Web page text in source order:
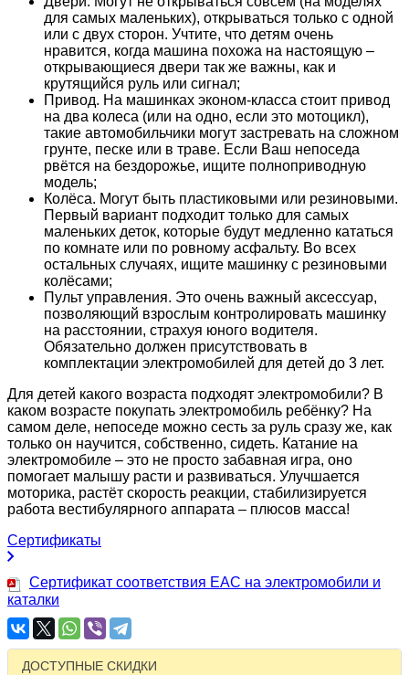
для самых маленьких), открываться только с одной
или с двух сторон. Учтите, что детям очень
нравится, когда машина похожа на настоящую –
открывающиеся двери так же важны, как и
крутящийся руль или сигнал;
Привод. На машинках эконом-класса стоит привод
на два колеса (или на одно, если это мотоцикл),
такие автомобильчики могут застревать на сложном
грунте, песке или в траве. Если Ваш непоседа
рвётся на бездорожье, ищите полноприводную
модель;
Колёса. Могут быть пластиковыми или резиновыми.
Первый вариант подходит только для самых
маленьких деток, которые будут медленно кататься
по комнате или по ровному асфальту. Во всех
остальных случаях, ищите машинку с резиновыми
колёсами;
Пульт управления. Это очень важный аксессуар,
позволяющий взрослым контролировать машинку
на расстоянии, страхуя юного водителя.
Обязательно должен присутствовать в
комплектации электромобилей для детей до 3 лет.
Для детей какого возраста подходят электромобили? В
каком возрасте покупать электромобиль ребёнку? На
самом деле, непоседе можно сесть за руль сразу же, как
только он научится, собственно, сидеть. Катание на
электромобиле – это не просто забавная игра, оно
помогает малышу расти и развиваться. Улучшается
моторика, растёт скорость реакции, стабилизируется
работа вестибулярного аппарата – плюсов масса!
Сертификаты
Сертификат соответствия EAC на электромобили и
каталки
ДОСТУПНЫЕ СКИДКИ